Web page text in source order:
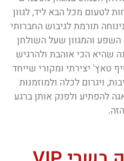
לטעום מכל הבא ליד, לגוון
תורמת לגיבוש החברותי
השפע והמגוון שעל השולחן
הכי אוהבת ולהרגיש
טאץ' יצירתי ומקורי שייחד
ויגרום לכלה ולמוזמנות
להפתיע ולפנק אותן ברגע